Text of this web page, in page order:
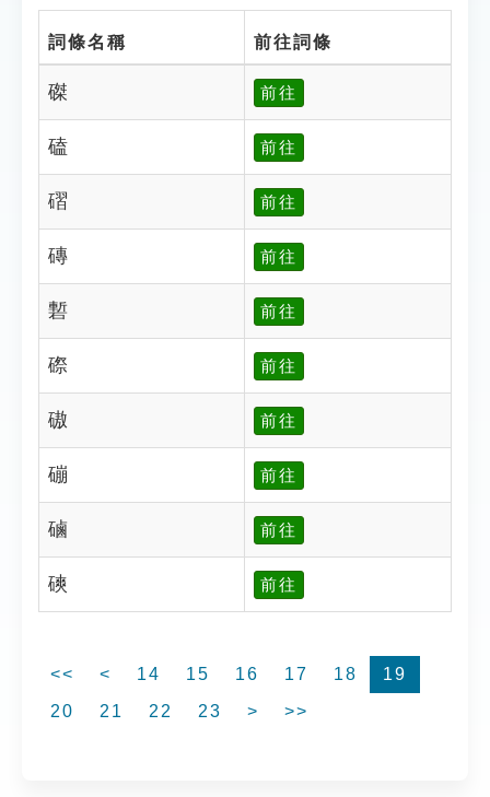
詞條名稱 前往詞條
磔 前往
磕 前往
磖 前往
磚 前往
磛 前往
磜 前往
磝 前往
磞 前往
磠 前往
磢 前往
<< < 14 15 16 17 18
19
20
21 22 23 > >>